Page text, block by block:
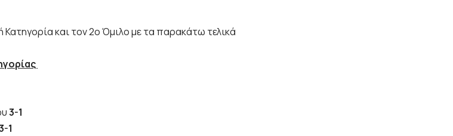
Κατηγορία και τον 2ο Όμιλο με τα παρακάτω τελικά
3-1
1